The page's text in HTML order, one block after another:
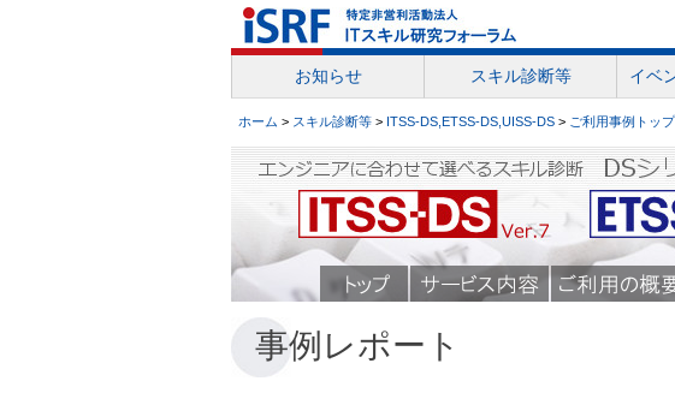
お知らせ スキル診断等 イベ
ホーム > スキル診断等> ITSS-DS,ETSS-DS,UISS-DS> ご利用事例トップ
事例レポート